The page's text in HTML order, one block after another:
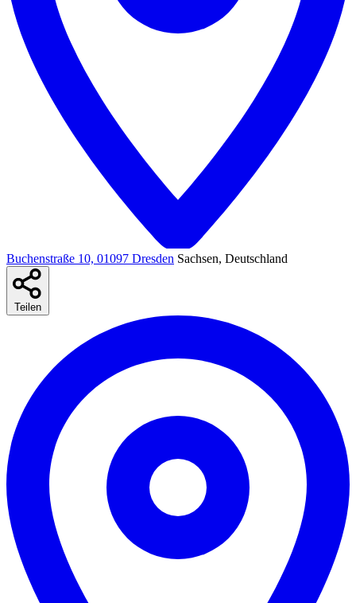
Buchenstraße 10, 01097 Dresden Sachsen, Deutschland
Teilen